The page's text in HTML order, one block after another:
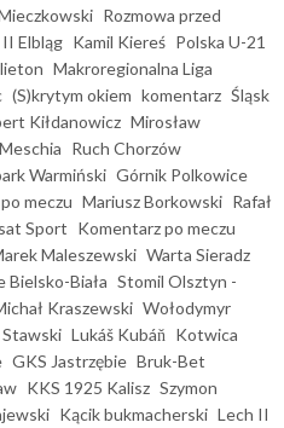
Rozmowa przed
Elbląg Kamil Kiereś Polska U-21
Makroregionalna Liga
(S)krytym okiem komentarz Śląsk
Kiłdanowicz Mirosław
Ruch Chorzów
Warmiński Górnik Polkowice
meczu Mariusz Borkowski Rafał
Sport Komentarz po meczu
Maleszewski Warta Sieradz
Bielsko-Biała Stomil Olsztyn -
Kraszewski Wołodymyr
Lukáš Kubáň Kotwica
GKS Jastrzębie Bruk-Bet
KKS 1925 Kalisz Szymon
Kącik bukmacherski Lech II